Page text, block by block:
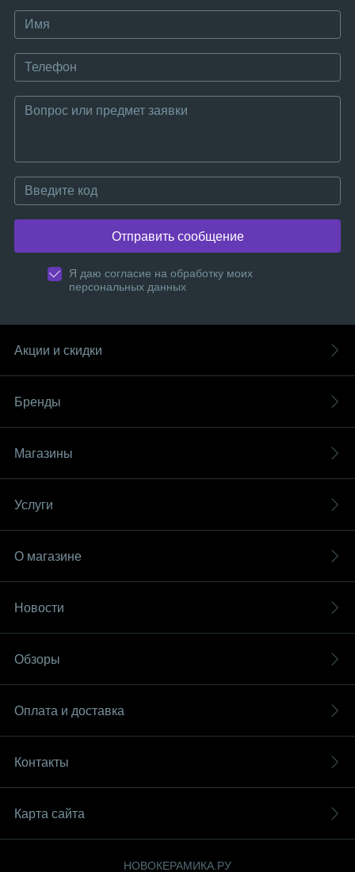
Отправить сообщение
Я даю согласие на обработку моих
персональных данных
Акции и скидки
Бренды
Магазины
Услуги
О магазине
Новости
Обзоры
Оплата и доставка
Контакты
Карта сайта
НОВОКЕРАМИКА.РУ